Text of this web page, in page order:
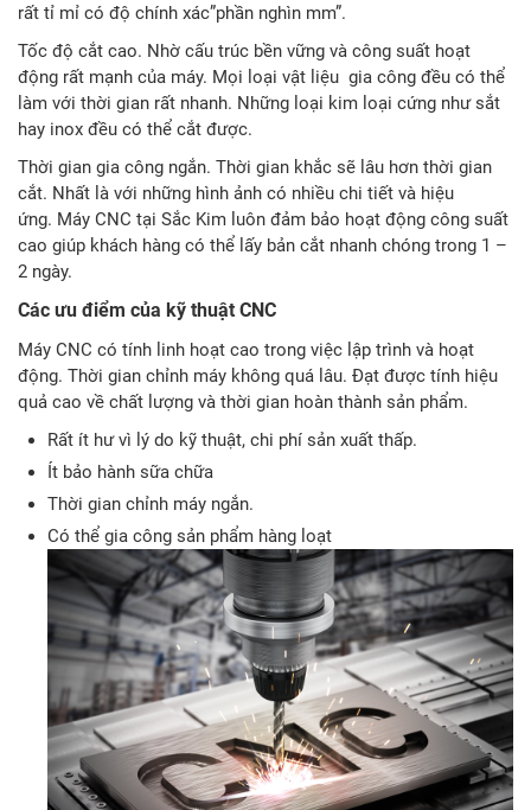
rất tỉ mỉ có độ chính xác”phần nghìn mm”.
Tốc độ cắt cao. Nhờ cấu trúc bền vững và công suất hoạt
động rất mạnh của máy. Mọi loại vật liệu gia công đều có thể
làm với thời gian rất nhanh. Những loại kim loại cứng như sắt
hay inox đều có thể cắt được.
Thời gian gia công ngắn. Thời gian khắc sẽ lâu hơn thời gian
cắt. Nhất là với những hình ảnh có nhiều chi tiết và hiệu
ứng. Máy CNC tại Sắc Kim luôn đảm bảo hoạt động công suất
cao giúp khách hàng có thể lấy bản cắt nhanh chóng trong 1 –
2 ngày.
Các ưu điểm của kỹ thuật CNC
Máy CNC có tính linh hoạt cao trong việc lập trình và hoạt
động. Thời gian chỉnh máy không quá lâu. Đạt được tính hiệu
quả cao về chất lượng và thời gian hoàn thành sản phẩm.
Rất ít hư vì lý do kỹ thuật, chi phí sản xuất thấp.
Ít bảo hành sữa chữa
Thời gian chỉnh máy ngắn.
Có thể gia công sản phẩm hàng loạt